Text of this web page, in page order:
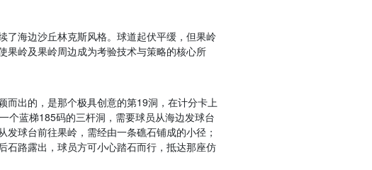
了海边沙丘林克斯风格。球道起伏平缓，但果岭
果岭及果岭周边成为考验技术与策略的核心所
而出的，是那个极具创意的第19洞，在计分卡上
个蓝梯185码的三杆洞，需要球员从海边发球台
球台前往果岭，需经由一条礁石铺成的小径；
石路露出，球员方可小心踏石而行，抵达那座仿